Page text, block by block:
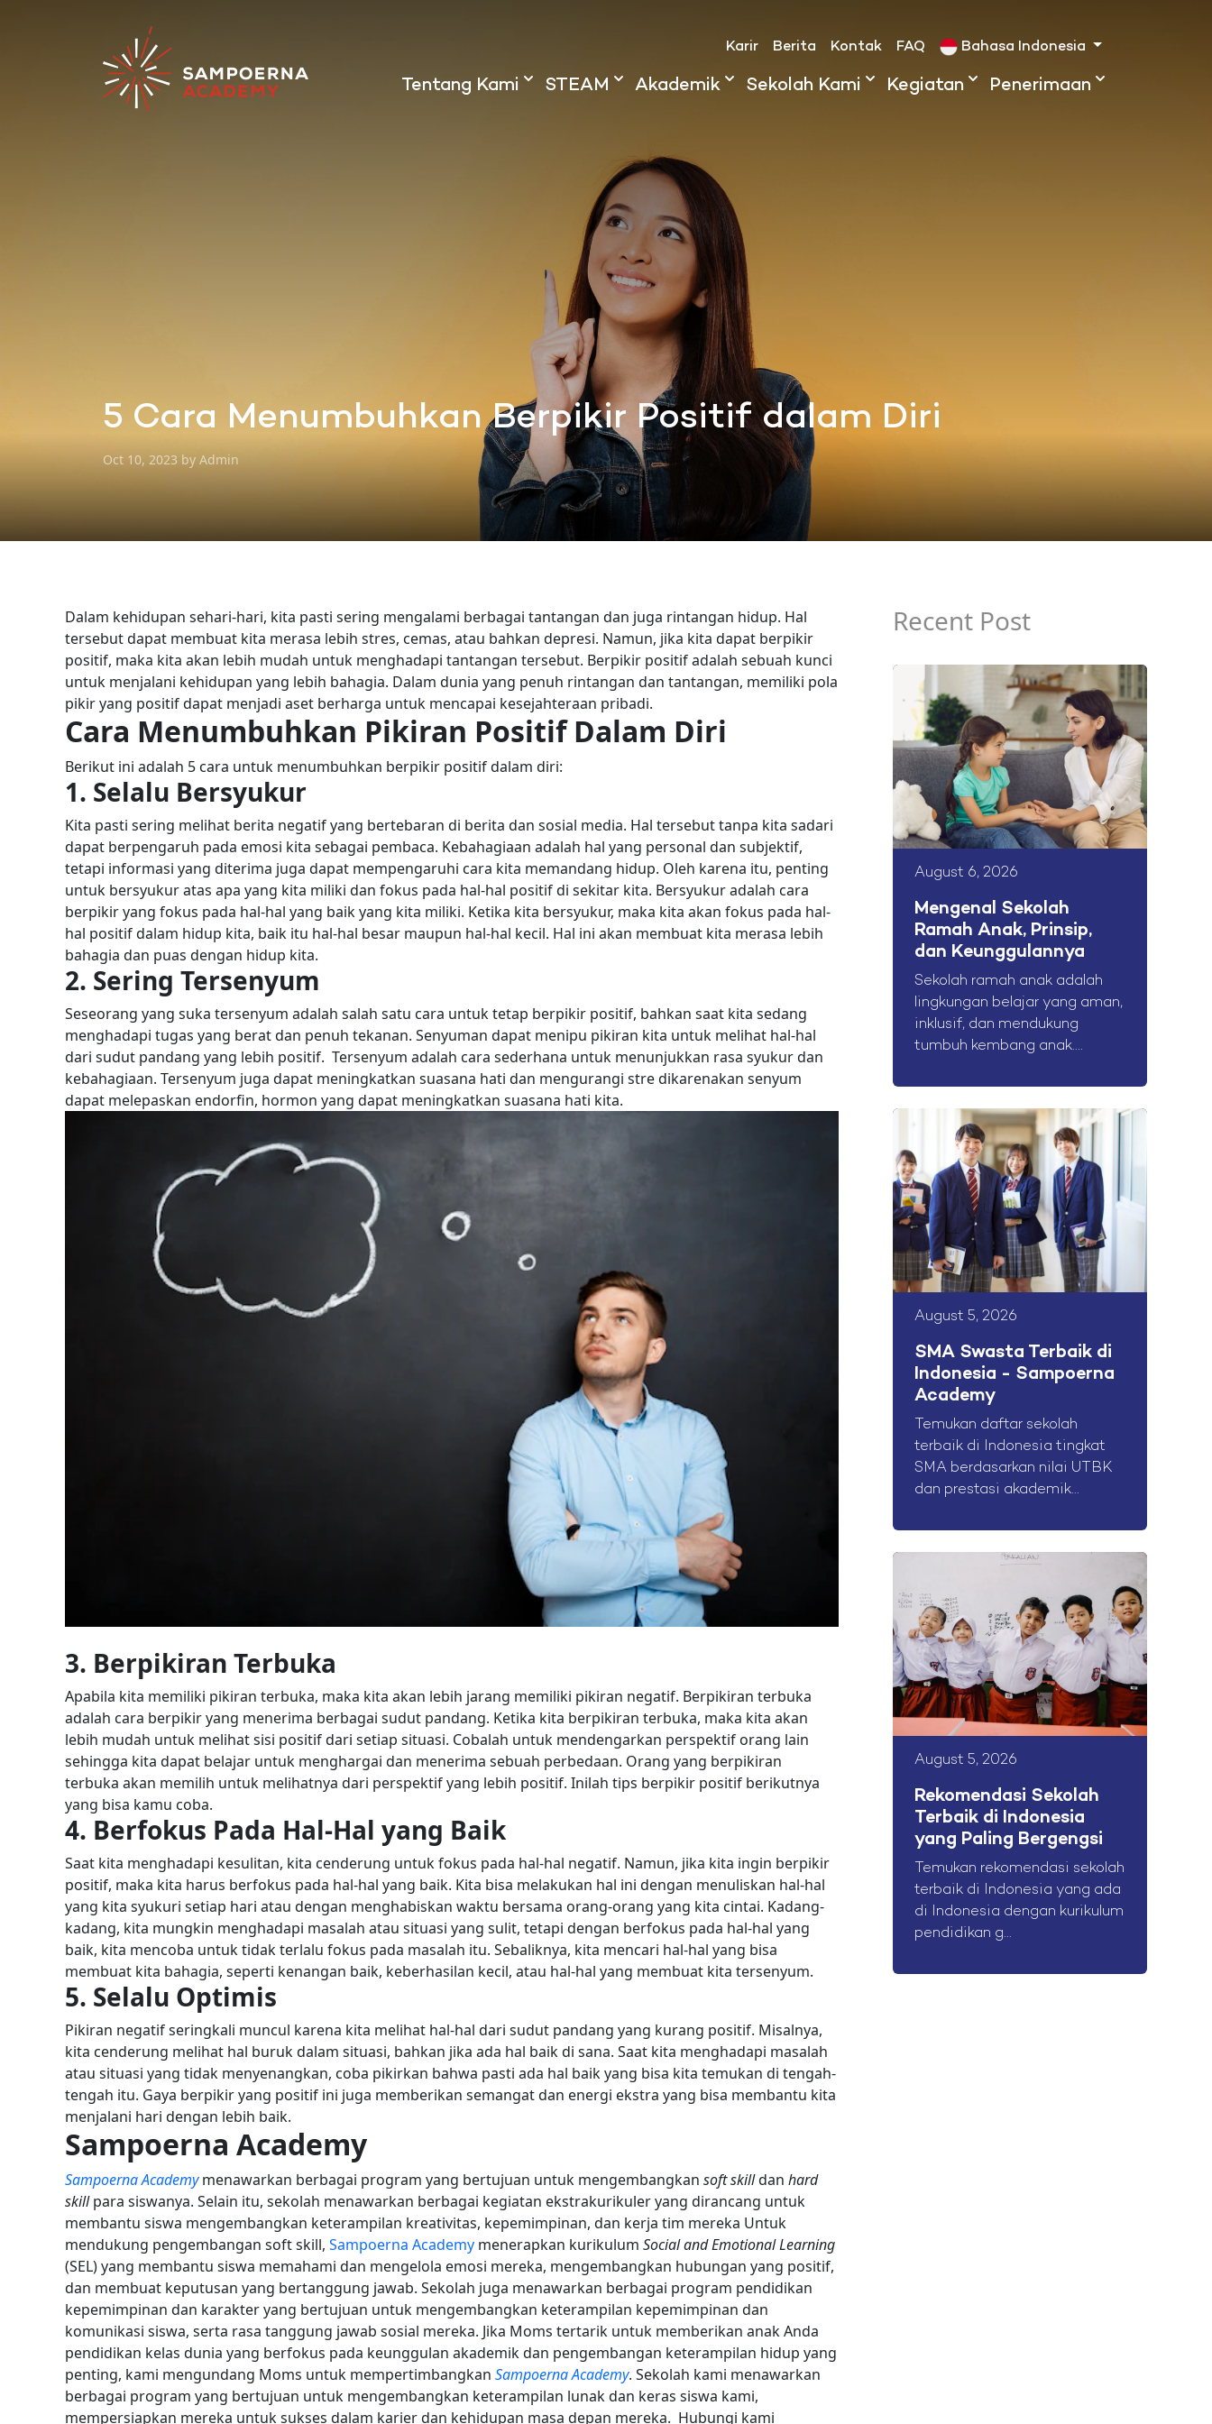
Karir Berita Kontak FAQ Bahasa Indonesia
Tentang Kami STEAM Akademik Sekolah Kami Kegiatan Penerimaan
5 Cara Menumbuhkan Berpikir Positif dalam Diri
Oct 10, 2023 by Admin
Dalam kehidupan sehari-hari, kita pasti sering mengalami berbagai tantangan dan juga rintangan hidup. Hal
tersebut dapat membuat kita merasa lebih stres, cemas, atau bahkan depresi. Namun, jika kita dapat berpikir
positif, maka kita akan lebih mudah untuk menghadapi tantangan tersebut. Berpikir positif adalah sebuah kunci
untuk menjalani kehidupan yang lebih bahagia. Dalam dunia yang penuh rintangan dan tantangan, memiliki pola
pikir yang positif dapat menjadi aset berharga untuk mencapai kesejahteraan pribadi.
Cara Menumbuhkan Pikiran Positif Dalam Diri
Berikut ini adalah 5 cara untuk menumbuhkan berpikir positif dalam diri:
1. Selalu Bersyukur
Kita pasti sering melihat berita negatif yang bertebaran di berita dan sosial media. Hal tersebut tanpa kita sadari
dapat berpengaruh pada emosi kita sebagai pembaca. Kebahagiaan adalah hal yang personal dan subjektif,
tetapi informasi yang diterima juga dapat mempengaruhi cara kita memandang hidup. Oleh karena itu, penting
untuk bersyukur atas apa yang kita miliki dan fokus pada hal-hal positif di sekitar kita. Bersyukur adalah cara
berpikir yang fokus pada hal-hal yang baik yang kita miliki. Ketika kita bersyukur, maka kita akan fokus pada hal-
hal positif dalam hidup kita, baik itu hal-hal besar maupun hal-hal kecil. Hal ini akan membuat kita merasa lebih
bahagia dan puas dengan hidup kita.
2. Sering Tersenyum
Seseorang yang suka tersenyum adalah salah satu cara untuk tetap berpikir positif, bahkan saat kita sedang
menghadapi tugas yang berat dan penuh tekanan. Senyuman dapat menipu pikiran kita untuk melihat hal-hal
dari sudut pandang yang lebih positif. Tersenyum adalah cara sederhana untuk menunjukkan rasa syukur dan
kebahagiaan. Tersenyum juga dapat meningkatkan suasana hati dan mengurangi stre dikarenakan senyum
dapat melepaskan endorfin, hormon yang dapat meningkatkan suasana hati kita.
3. Berpikiran Terbuka
Apabila kita memiliki pikiran terbuka, maka kita akan lebih jarang memiliki pikiran negatif. Berpikiran terbuka
adalah cara berpikir yang menerima berbagai sudut pandang. Ketika kita berpikiran terbuka, maka kita akan
lebih mudah untuk melihat sisi positif dari setiap situasi. Cobalah untuk mendengarkan perspektif orang lain
sehingga kita dapat belajar untuk menghargai dan menerima sebuah perbedaan. Orang yang berpikiran
terbuka akan memilih untuk melihatnya dari perspektif yang lebih positif. Inilah tips berpikir positif berikutnya
yang bisa kamu coba.
4. Berfokus Pada Hal-Hal yang Baik
Saat kita menghadapi kesulitan, kita cenderung untuk fokus pada hal-hal negatif. Namun, jika kita ingin berpikir
positif, maka kita harus berfokus pada hal-hal yang baik. Kita bisa melakukan hal ini dengan menuliskan hal-hal
yang kita syukuri setiap hari atau dengan menghabiskan waktu bersama orang-orang yang kita cintai. Kadang-
kadang, kita mungkin menghadapi masalah atau situasi yang sulit, tetapi dengan berfokus pada hal-hal yang
baik, kita mencoba untuk tidak terlalu fokus pada masalah itu. Sebaliknya, kita mencari hal-hal yang bisa
membuat kita bahagia, seperti kenangan baik, keberhasilan kecil, atau hal-hal yang membuat kita tersenyum.
5. Selalu Optimis
Pikiran negatif seringkali muncul karena kita melihat hal-hal dari sudut pandang yang kurang positif. Misalnya,
kita cenderung melihat hal buruk dalam situasi, bahkan jika ada hal baik di sana. Saat kita menghadapi masalah
atau situasi yang tidak menyenangkan, coba pikirkan bahwa pasti ada hal baik yang bisa kita temukan di tengah-
tengah itu. Gaya berpikir yang positif ini juga memberikan semangat dan energi ekstra yang bisa membantu kita
menjalani hari dengan lebih baik.
Sampoerna Academy
Sampoerna Academymenawarkan berbagai program yang bertujuan untuk mengembangkan soft skilldan hard
skillpara siswanya. Selain itu, sekolah menawarkan berbagai kegiatan ekstrakurikuler yang dirancang untuk
membantu siswa mengembangkan keterampilan kreativitas, kepemimpinan, dan kerja tim mereka Untuk
mendukung pengembangan soft skill, Sampoerna Academy menerapkan kurikulum Social and Emotional Learning
(SEL) yang membantu siswa memahami dan mengelola emosi mereka, mengembangkan hubungan yang positif,
dan membuat keputusan yang bertanggung jawab. Sekolah juga menawarkan berbagai program pendidikan
kepemimpinan dan karakter yang bertujuan untuk mengembangkan keterampilan kepemimpinan dan
komunikasi siswa, serta rasa tanggung jawab sosial mereka. Jika Moms tertarik untuk memberikan anak Anda
pendidikan kelas dunia yang berfokus pada keunggulan akademik dan pengembangan keterampilan hidup yang
penting, kami mengundang Moms untuk mempertimbangkan Sampoerna Academy. Sekolah kami menawarkan
berbagai program yang bertujuan untuk mengembangkan keterampilan lunak dan keras siswa kami,
mempersiapkan mereka untuk sukses dalam karier dan kehidupan masa depan mereka. Hubungi kami
Recent Post
August 6, 2026
Mengenal Sekolah
Ramah Anak, Prinsip,
dan Keunggulannya
Sekolah ramah anak adalah
lingkungan belajar yang aman,
inklusif, dan mendukung
tumbuh kembang anak....
August 5, 2026
SMA Swasta Terbaik di
Indonesia - Sampoerna
Academy
Temukan daftar sekolah
terbaik di Indonesia tingkat
SMA berdasarkan nilai UTBK
dan prestasi akademik...
August 5, 2026
Rekomendasi Sekolah
Terbaik di Indonesia
yang Paling Bergengsi
Temukan rekomendasi sekolah
terbaik di Indonesia yang ada
di Indonesia dengan kurikulum
pendidikan g...